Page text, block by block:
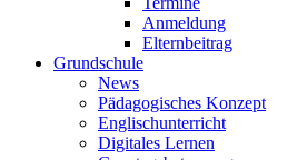
Anmeldung
Elternbeitrag
Grundschule
News
Pädagogisches Konzept
Englischunterricht
Digitales Lernen